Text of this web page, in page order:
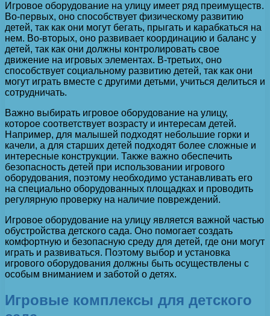
Игровое оборудование на улицу имеет ряд преимуществ.
Во-первых, оно способствует физическому развитию
детей, так как они могут бегать, прыгать и карабкаться на
нем. Во-вторых, оно развивает координацию и баланс у
детей, так как они должны контролировать свое
движение на игровых элементах. В-третьих, оно
способствует социальному развитию детей, так как они
могут играть вместе с другими детьми, учиться делиться и
сотрудничать.
Важно выбирать игровое оборудование на улицу,
которое соответствует возрасту и интересам детей.
Например, для малышей подходят небольшие горки и
качели, а для старших детей подходят более сложные и
интересные конструкции. Также важно обеспечить
безопасность детей при использовании игрового
оборудования, поэтому необходимо устанавливать его
на специально оборудованных площадках и проводить
регулярную проверку на наличие повреждений.
Игровое оборудование на улицу является важной частью
обустройства детского сада. Оно помогает создать
комфортную и безопасную среду для детей, где они могут
играть и развиваться. Поэтому выбор и установка
игрового оборудования должны быть осуществлены с
особым вниманием и заботой о детях.
Игровые комплексы для детского